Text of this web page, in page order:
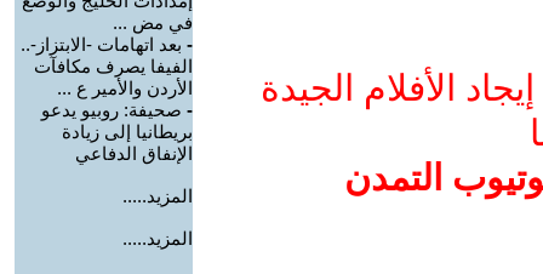
الأفلام الجيدة
التمدن
في مض ...
- بعد اتهامات -الابتزاز-..
الفيفا يصرف مكافآت
الأردن والأمير ع ...
- صحيفة: روبيو يدعو
بريطانيا إلى زيادة
الإنفاق الدفاعي
المزيد.....
المزيد.....